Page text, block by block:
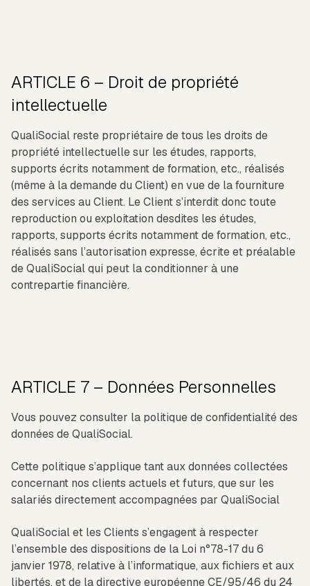
ARTICLE 6 – Droit de propriété
intellectuelle
QualiSocial reste propriétaire de tous les droits de
propriété intellectuelle sur les études, rapports,
supports écrits notamment de formation, etc., réalisés
(même à la demande du Client) en vue de la fourniture
des services au Client. Le Client s’interdit donc toute
reproduction ou exploitation desdites les études,
rapports, supports écrits notamment de formation, etc.,
réalisés sans l’autorisation expresse, écrite et préalable
de QualiSocial qui peut la conditionner à une
contrepartie financière.
ARTICLE 7 – Données Personnelles
Vous pouvez consulter la politique de confidentialité des
données de QualiSocial.
Cette politique s’applique tant aux données collectées
concernant nos clients actuels et futurs, que sur les
salariés directement accompagnées par QualiSocial
QualiSocial et les Clients s’engagent à respecter
l’ensemble des dispositions de la Loi n°78-17 du 6
janvier 1978, relative à l’informatique, aux fichiers et aux
libertés, et de la directive européenne CE/95/46 du 24